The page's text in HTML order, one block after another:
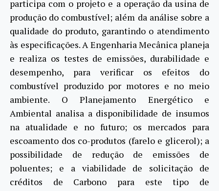
participa com o projeto e a operação da usina de
produção do combustível; além da análise sobre a
qualidade do produto, garantindo o atendimento
às especificações. A Engenharia Mecânica planeja
e realiza os testes de emissões, durabilidade e
desempenho, para verificar os efeitos do
combustível produzido por motores e no meio
ambiente. O Planejamento Energético e
Ambiental analisa a disponibilidade de insumos
na atualidade e no futuro; os mercados para
escoamento dos co-produtos (farelo e glicerol); a
possibilidade de redução de emissões de
poluentes; e a viabilidade de solicitação de
créditos de Carbono para este tipo de